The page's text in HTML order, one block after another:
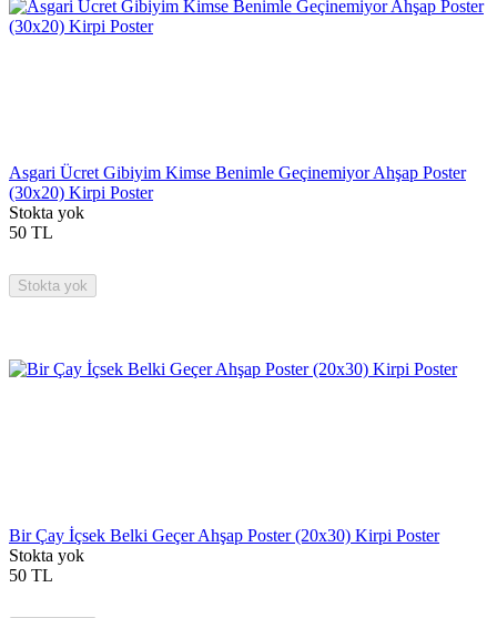
Asgari Ücret Gibiyim Kimse Benimle Geçinemiyor Ahşap Poster
(30x20) Kirpi Poster
Stokta yok
50 TL
Stokta yok
Bir Çay İçsek Belki Geçer Ahşap Poster (20x30) Kirpi Poster
Stokta yok
50 TL